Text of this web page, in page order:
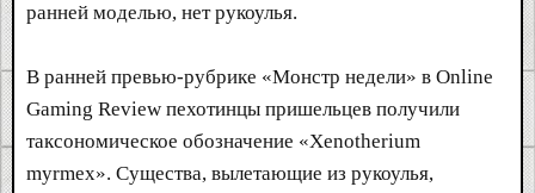
ранней моделью, нет рукоулья.
В ранней превью-рубрике «Монстр недели» в Online
Gaming Review пехотинцы пришельцев получили
таксономическое обозначение «Xenotherium
myrmex». Существа, вылетающие из рукоулья,